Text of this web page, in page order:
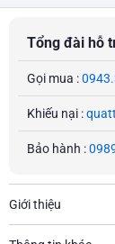
Tổng đài hỗ
Gọi mua :
Khiếu nại :
Bảo hành :
Giới thiệu